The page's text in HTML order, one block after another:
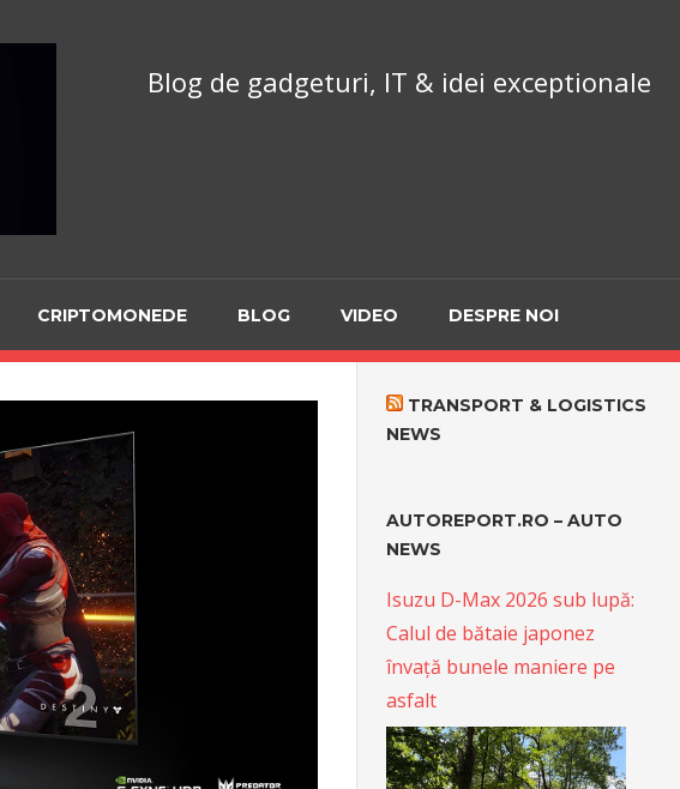
TechnoReport.ro
Blog de gadgeturi, IT & idei exceptionale
CRIPTOMONEDE BLOG VIDEO DESPRE NOI
TRANSPORT & LOGISTICS
NEWS
AUTOREPORT.RO – AUTO
NEWS
Isuzu D-Max 2026 sub lupă:
Calul de bătaie japonez
învață bunele maniere pe
asfalt